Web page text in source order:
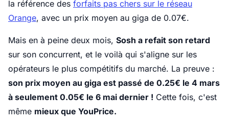
la référence des forfaits pas chers sur le réseau
Orange, avec un prix moyen au giga de 0.07€.
Mais en à peine deux mois, Sosh a refait son retard
sur son concurrent, et le voilà qui s'aligne sur les
opérateurs le plus compétitifs du marché. La preuve :
son prix moyen au giga est passé de 0.25€ le 4 mars
à seulement 0.05€ le 6 mai dernier ! Cette fois, c'est
même mieux que YouPrice.